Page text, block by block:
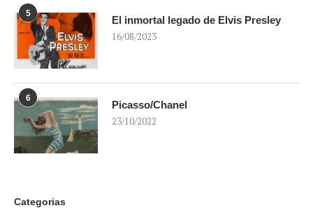
5
El inmortal legado de Elvis Presley
16/08/2023
6
Picasso/Chanel
23/10/2022
Categorias